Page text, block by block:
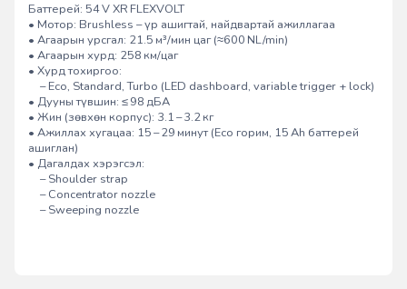
Баттерей: 54 V XR FLEXVOLT
• Мотор: Brushless – үр ашигтай, найдвартай ажиллагаа
• Агаарын урсгал: 21.5 м³/мин цаг (≈600 NL/min)
• Агаарын хурд: 258 км/цаг
• Хурд тохиргоо:
– Eco, Standard, Turbo (LED dashboard, variable trigger + lock)
• Дууны түвшин: ≤ 98 дБА
• Жин (зөвхөн корпус): 3.1 – 3.2 кг
• Ажиллах хугацаа: 15 – 29 минут (Eco горим, 15 Ah баттерей
ашиглан)
• Дагалдах хэрэгсэл:
– Shoulder strap
– Concentrator nozzle
– Sweeping nozzle